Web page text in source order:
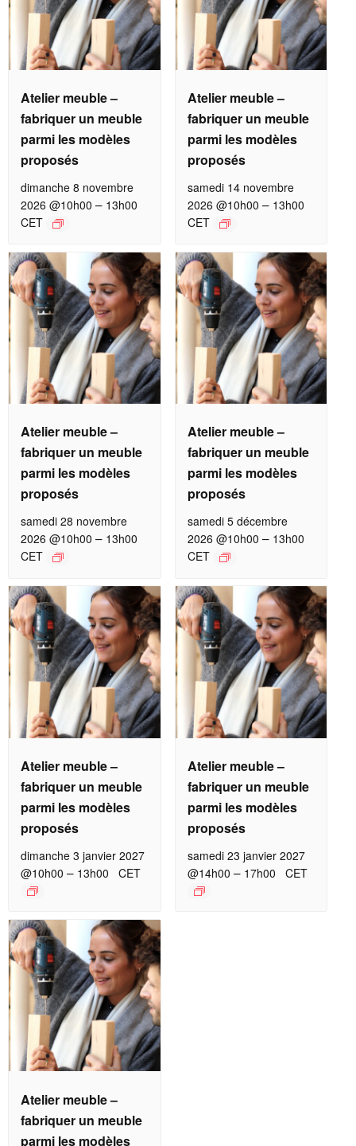
Atelier meuble –
fabriquer un meuble
parmi les modèles
proposés
dimanche 8 novembre
2026 @10h00 – 13h00
CET
Atelier meuble –
fabriquer un meuble
parmi les modèles
proposés
samedi 14 novembre
2026 @10h00 – 13h00
CET
Atelier meuble –
fabriquer un meuble
parmi les modèles
proposés
samedi 28 novembre
2026 @10h00 – 13h00
CET
Atelier meuble –
fabriquer un meuble
parmi les modèles
proposés
samedi 5 décembre
2026 @10h00 – 13h00
CET
Atelier meuble –
fabriquer un meuble
parmi les modèles
proposés
dimanche 3 janvier 2027
@10h00 – 13h00 CET
Atelier meuble –
fabriquer un meuble
parmi les modèles
proposés
samedi 23 janvier 2027
@14h00 – 17h00 CET
Atelier meuble –
fabriquer un meuble
parmi les modèles